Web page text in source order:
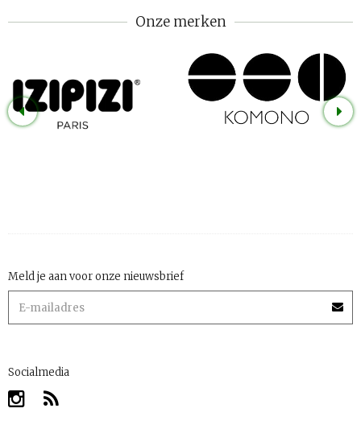
Onze merken
Meld je aan voor onze nieuwsbrief
Socialmedia